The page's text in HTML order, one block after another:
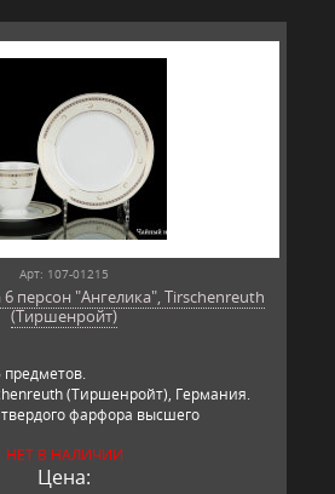
Арт: 107-01215
персон "Ангелика", Tirschenreuth
(Тиршенройт)
предметов.
(Тиршенройт), Германия.
фарфора высшего
НЕТ В НАЛИЧИИ
Цена: